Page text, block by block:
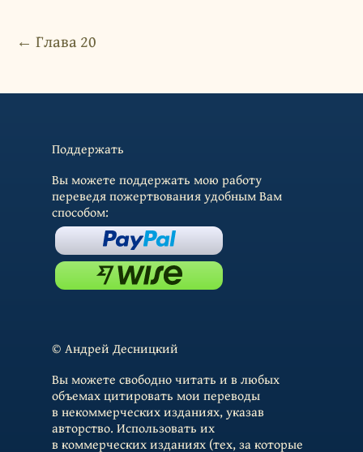
← Глава 20
Поддержать
Вы можете поддержать мою работу
переведя пожертвования удобным Вам
способом:
© Андрей Десницкий
Вы можете свободно читать и в любых
объемах цитировать мои переводы
в некоммерческих изданиях, указав
авторство. Использовать их
в коммерческих изданиях (тех, за которые